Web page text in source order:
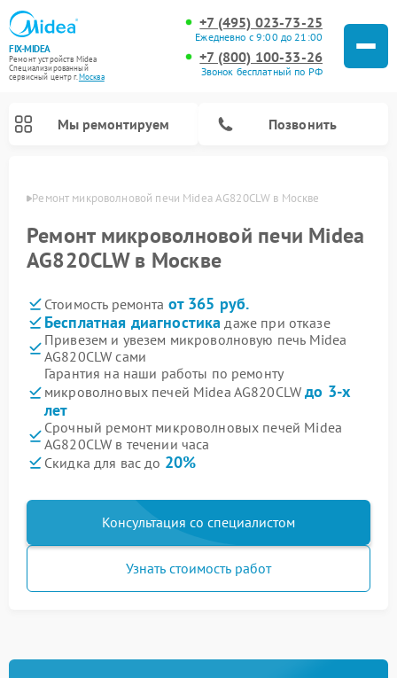
FIX-MIDEA
Ремонт устройств Midea
Специализированный
cервисный центр г.Москва
+7 (495) 023-73-25
Ежедневно с 9:00 до 21:00
+7 (800) 100-33-26
Звонок бесплатный по РФ
Мы ремонтируем Позвонить
Ремонт микроволновой печи Midea AG820CLW в Москве
Ремонт микроволновой печи Midea
AG820CLW в Москве
Стоимость ремонта от 365 руб.
Бесплатная диагностика даже при отказе
Привезем и увезем микроволновую печь Midea
AG820CLW сами
Гарантия на наши работы по ремонту
микроволновых печей Midea AG820CLWдо 3-х
лет
Срочный ремонт микроволновых печей Midea
AG820CLW в течении часа
Скидка для вас до 20%
Консультация со специалистом
Узнать стоимость работ